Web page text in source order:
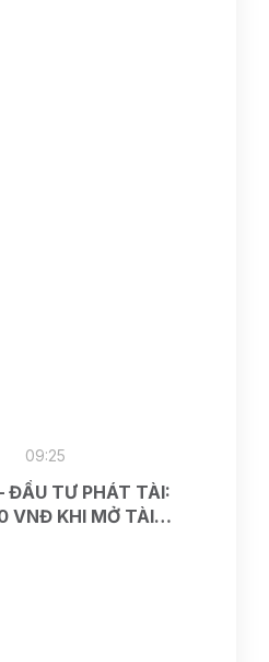
ĐẦU TƯ PHÁT TÀI:
VNĐ KHI MỞ TÀI
09:25